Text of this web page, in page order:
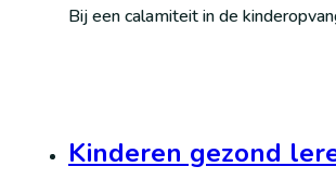
Bij een calamiteit in de
Kinderen gezond